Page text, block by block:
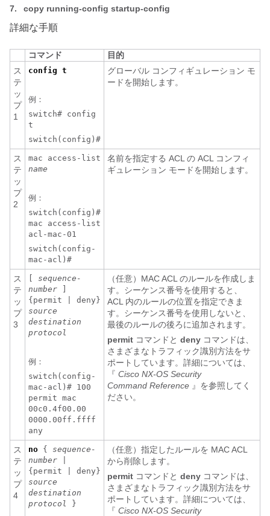
7.
copy running-config startup-config
詳細な手順
コマンド
目的
ス
テ
ッ
プ
1
config t
例：
switch# config
t
switch(config)#
グローバル コンフィギュレーション モ
ードを開始します。
ス
テ
ッ
プ
2
mac access-list
name
例：
switch(config)#
mac access-list
acl-mac-01
switch(config-
mac-acl)#
名前を指定する ACL の ACL コンフィ
ギュレーション モードを開始します。
ス
テ
ッ
プ
3
sequence-
number
{permit | deny}
source
destination
protocol
例：
switch(config-
mac-acl)# 100
permit mac
00c0.4f00.00
0000.00ff.ffff
any
（任意）MAC ACL のルールを作成しま
す。シーケンス番号を使用すると、
ACL 内のルールの位置を指定できま
す。シーケンス番号を使用しないと、
最後のルールの後ろに追加されます。
permit コマンドと deny コマンドは、
さまざまなトラフィック識別方法をサ
ポートしています。詳細については、
『 Cisco NX-OS Security
Command Reference 』を参照してく
ださい。
ス
テ
ッ
プ
4
no {
sequence-
number
{permit | deny}
source
destination
protocol
}
（任意）指定したルールを MAC ACL
から削除します。
permit コマンドと deny コマンドは、
さまざまなトラフィック識別方法をサ
ポートしています。詳細については、
『 Cisco NX-OS Security